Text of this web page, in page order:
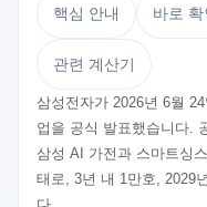
핵심 안내 바로 확
관련 계산기
삼성전자가 2026년 6월
업을 공식 발표했습니다.
삼성 AI 가전과 스마트싱
태로, 3년 내 1만호, 2029